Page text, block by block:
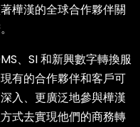
樺漢的全球合作夥伴關
、SI 和新興數字轉換服
有的合作夥伴和客戶可
入、更廣泛地參與樺漢
式去實現他們的商務轉